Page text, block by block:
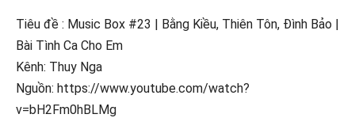
Tiêu đề : Music Box #23 | Bằng Kiều, Thiên Tôn, Đình Bảo |
Bài Tình Ca Cho Em
Kênh: Thuy Nga
Nguồn: https://www.youtube.com/watch?
v=bH2Fm0hBLMg